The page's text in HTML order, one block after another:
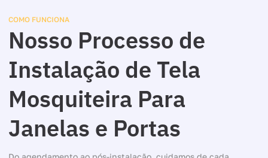
COMO FUNCIONA
Nosso Processo de
Instalação de Tela
Mosquiteira Para
Janelas e Portas